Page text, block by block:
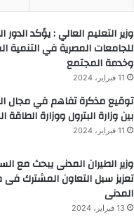
وزير التعليم العالي : يؤكد الدور
للجامعات المصرية في التنمية
وخدمة المجتمع
11 فبراير، 2024
توقيع مذكرة تفاهم في مجال
بين وزارة البترول ووزارة الطاقة
11 فبراير، 2024
وزير الطيران المدنى يبحث مع
تعزيز سبل التعاون المشترك فى
المدنى
13 فبراير، 2024